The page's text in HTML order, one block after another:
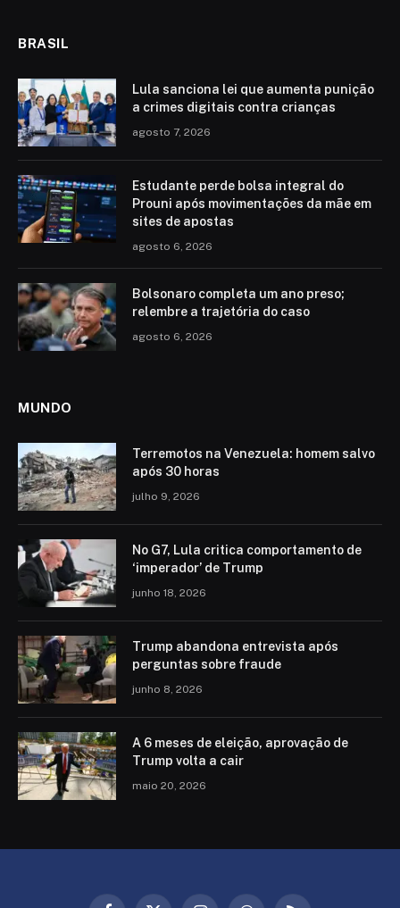
BRASIL
Lula sanciona lei que aumenta punição
a crimes digitais contra crianças
agosto 7, 2026
Estudante perde bolsa integral do
Prouni após movimentações da mãe em
sites de apostas
agosto 6, 2026
Bolsonaro completa um ano preso;
relembre a trajetória do caso
agosto 6, 2026
MUNDO
Terremotos na Venezuela: homem salvo
após 30 horas
julho 9, 2026
No G7, Lula critica comportamento de
‘imperador’ de Trump
junho 18, 2026
Trump abandona entrevista após
perguntas sobre fraude
junho 8, 2026
A 6 meses de eleição, aprovação de
Trump volta a cair
maio 20, 2026